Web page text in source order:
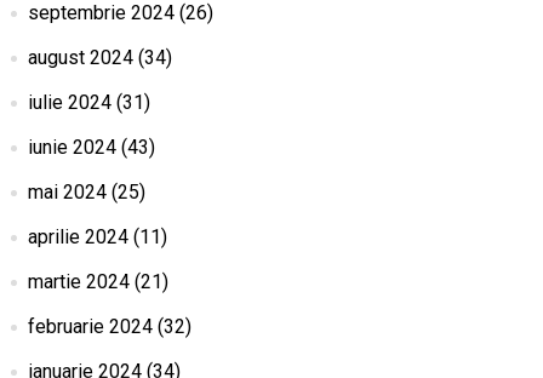
septembrie 2024(26)
august 2024(34)
iulie 2024(31)
iunie 2024(43)
mai 2024(25)
aprilie 2024(11)
martie 2024(21)
februarie 2024(32)
ianuarie 2024(34)